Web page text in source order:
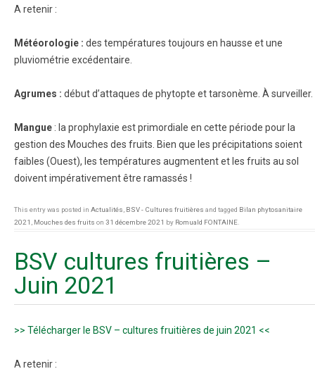
A retenir :
Météorologie : des températures toujours en hausse et une
pluviométrie excédentaire.
Agrumes : début d’attaques de phytopte et tarsonème. À surveiller.
Mangue : la prophylaxie est primordiale en cette période pour la
gestion des Mouches des fruits. Bien que les précipitations soient
faibles (Ouest), les températures augmentent et les fruits au sol
doivent impérativement être ramassés !
This entry was posted in Actualités BSV - Cultures fruitières and tagged Bilan phytosanitaire
2021
Mouches des fruits on 31 décembre 2021 by Romuald FONTAINE
BSV cultures fruitières –
Juin 2021
>> Télécharger le BSV – cultures fruitières de juin 2021 <<
A retenir :